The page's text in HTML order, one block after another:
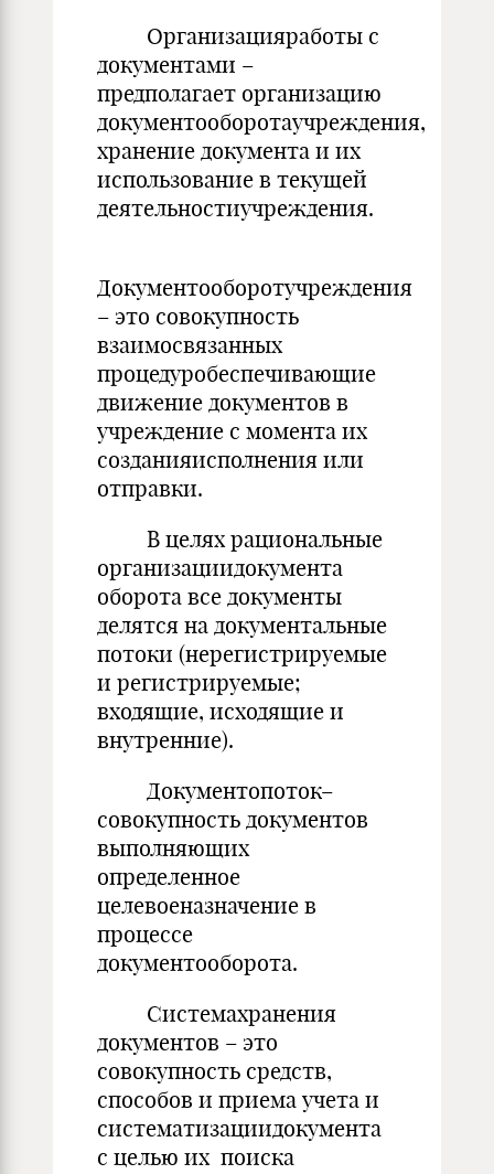
Организацияработы с
документами –
предполагает организацию
документооборотаучреждения,
хранение документа и их
использование в текущей
деятельностиучреждения.
Документооборотучреждения
– это совокупность
взаимосвязанных
процедуробеспечивающие
движение документов в
учреждение с момента их
созданияисполнения или
отправки.
В целях рациональные
организациидокумента
оборота все документы
делятся на документальные
потоки (нерегистрируемые
и регистрируемые;
входящие, исходящие и
внутренние).
Документопоток–
совокупность документов
выполняющих
определенное
целевоеназначение в
процессе
документооборота.
Системахранения
документов – это
совокупность средств,
способов и приема учета и
систематизациидокумента
с целью их поиска